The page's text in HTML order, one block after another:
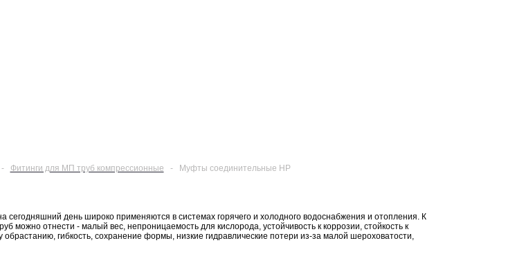
- Фитинги для МП труб компрессионные - Муфты соединительные НР
сегодняшний день широко применяются в системах горячего и холодного водоснабжения и отопления. К
можно отнести - малый вес, непроницаемость для кислорода, устойчивость к коррозии, стойкость к
гибкость, сохранение формы, низкие гидравлические потери из-за малой шероховатости,